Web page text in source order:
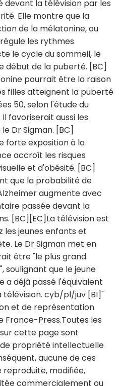
devant la télévision par les
Elle montre que la
de la mélatonine, ou
les rythmes
le cycle du sommeil, le
début de la puberté. [BC]
pourrait être la raison
filles atteignent la puberté
50, selon l'étude du
favoriserait aussi les
Dr Sigman. [BC]
forte exposition à la
accroît les risques
et d'obésité. [BC]
que la probabilité de
augmente avec
passée devant la
[BC][EC]La télévision est
les jeunes enfants et
Le Dr Sigman met en
être "le plus grand
soulignant que le jeune
a déjà passé l'équivalent
télévision. cyb/pl/juv [BI]"
et de représentation
France-Press.Toutes les
cette page sont
propriété intellectuelle
aucune de ces
modifiée,
commercialement ou